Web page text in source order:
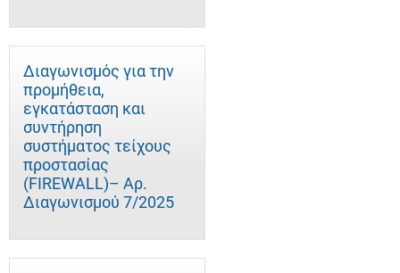
Διαγωνισμός για την
προμήθεια,
εγκατάσταση και
συντήρηση
συστήματος τείχους
προστασίας
(FIREWALL)– Αρ.
Διαγωνισμού 7/2025